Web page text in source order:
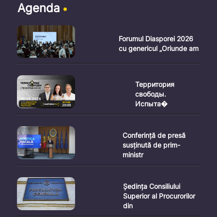
Agenda
Forumul Diasporei 2026
cu genericul „Oriunde am
Территория
свободы.
Испыта�
Conferință de presă
susținută de prim-
ministr
Ședința Consiliului
Superior al Procurorilor
din